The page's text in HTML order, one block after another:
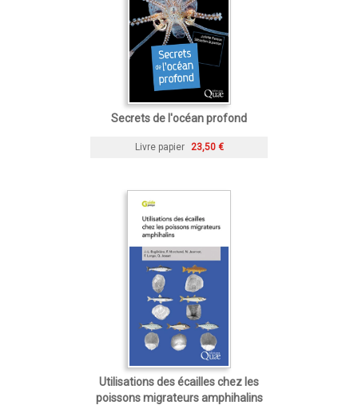
Secrets de l'océan profond
Livre papier 23,50 €
Utilisations des écailles chez les
poissons migrateurs amphihalins